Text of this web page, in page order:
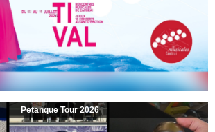
Petanque Tour 2026